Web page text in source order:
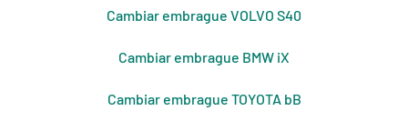
Cambiar embrague VOLVO S40
Cambiar embrague BMW iX
Cambiar embrague TOYOTA bB